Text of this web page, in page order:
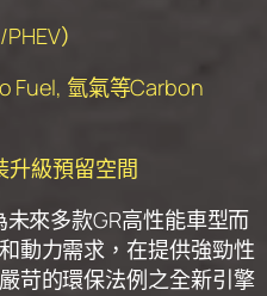
）
Fuel, 氫氣等Carbon
級預留空間
來多款GR高性能車型而
動力需求，在提供強勁性
苛的環保法例之全新引擎